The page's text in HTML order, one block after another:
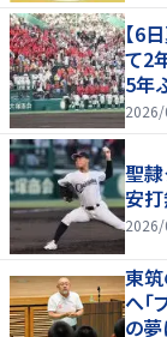
【6
て2
5年
聖隷
安打
東
へ「
の夢